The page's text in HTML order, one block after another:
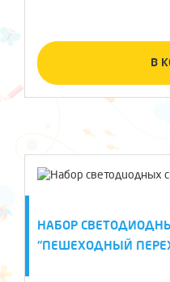
В
НАБОР
"ПЕШЕХОДНЫЙ